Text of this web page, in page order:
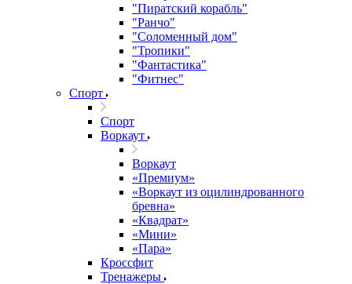
"Пиратский корабль"
"Ранчо"
"Соломенный дом"
"Тропики"
"Фантастика"
"Фитнес"
Спорт
Спорт
Воркаут
Воркаут
«Премиум»
«Воркаут из оцилиндрованного
бревна»
«Квадрат»
«Мини»
«Пара»
Кроссфит
Тренажеры